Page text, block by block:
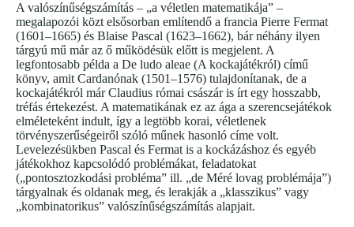
A valószínűségszámítás – „a véletlen matematikája” –
megalapozói közt elsősorban említendő a francia Pierre Fermat
(1601–1665) és Blaise Pascal (1623–1662), bár néhány ilyen
tárgyú mű már az ő működésük előtt is megjelent. A
legfontosabb példa a De ludo aleae (A kockajátékról) című
könyv, amit Cardanónak (1501–1576) tulajdonítanak, de a
kockajátékról már Claudius római császár is írt egy hosszabb,
tréfás értekezést. A matematikának ez az ága a szerencsejátékok
elméleteként indult, így a legtöbb korai, véletlenek
törvényszerűségeiről szóló műnek hasonló címe volt.
Levelezésükben Pascal és Fermat is a kockázáshoz és egyéb
játékokhoz kapcsolódó problémákat, feladatokat
(„pontosztozkodási probléma” ill. „de Méré lovag problémája”)
tárgyalnak és oldanak meg, és lerakják a „klasszikus” vagy
„kombinatorikus” valószínűségszámítás alapjait.